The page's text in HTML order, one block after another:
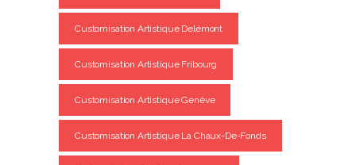
Customisation Artistique Delémont
Customisation Artistique Fribourg
Customisation Artistique Genève
Customisation Artistique La Chaux-De-Fonds